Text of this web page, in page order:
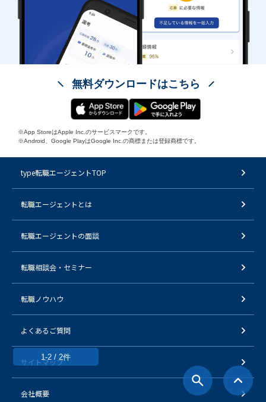
1-2 / 2件
無料ダウンロードはこちら
※App StoreはApple Inc.のサービスマークです。
※Android、Google PlayはGoogle Inc.の商標または登録商標です。
type転職エージェントTOP
転職エージェントとは
転職エージェントの面談
転職相談会・セミナー
転職ノウハウ
よくあるご質問
サイトマップ
会社概要